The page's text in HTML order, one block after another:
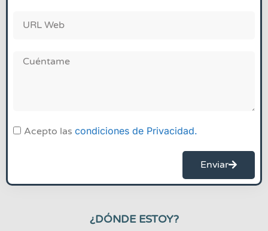
Acepto las condiciones de Privacidad.
Enviar
¿DÓNDE ESTOY?